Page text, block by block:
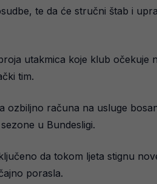
te da će stručni štab i
utakmica koje klub očekuje
tim.
ozbiljno računa na usluge
u Bundesligi.
da tokom ljeta stignu
porasla.